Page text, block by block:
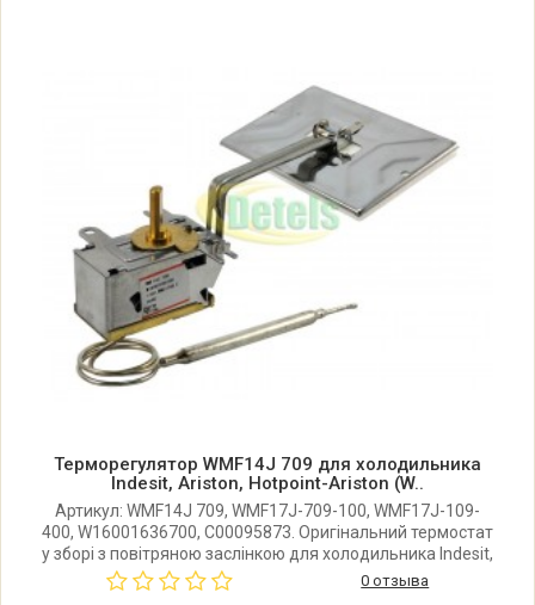
Indesit R45NFIS 81251240000 F025124
Indesit R45NFIS 81251240001 F025124
(869990251240)
Indesit R45NFIS 81251240101 F025124
(869990251240)
Indesit R45NFL 81244370001 F024437
(869990244370)
Indesit R45NFLC 81294500000 F029450
Терморегулятор WMF14J 709 для холодильника
Indesit, Ariston, Hotpoint-Ariston (W..
Артикул: WMF14J 709, WMF17J-709-100, WMF17J-109-
400, W16001636700, C00095873. Оригінальний термостат
у зборі з повітряною заслінкою для холодильника Indesit,
Ariston, Hotpoint-Ariston.0 отзыва